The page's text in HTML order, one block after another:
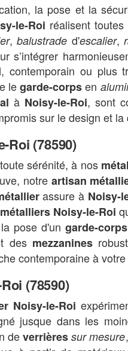
la pose et la
le-Roi réalisent
,balustrade d'escalier,
s’intégrer
contemporain ou plus
legarde-corpsen
à Noisy-le-Roi, sont
sur le design et
Roi (78590)
sérénité, à nos
notre artisan
assure à Noisy-
métalliers Noisy-le-Roi
pose d'ungarde-corps
des mezzanines
contemporaine à
(78590)
Noisy-le-Roi
jusque dans les
deverrières sur mesure